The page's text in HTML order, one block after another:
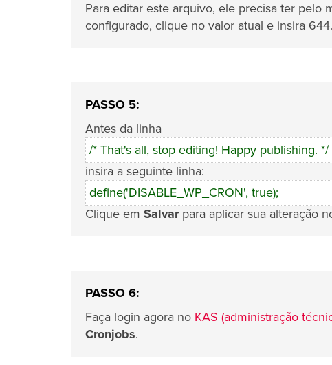
Para editar este arquivo, ele precisa ter pelo
configurado, clique no valor atual e insira
PASSO 5:
Antes da linha
/* That's all, stop editing! Happy publishing. */
insira a seguinte linha:
define('DISABLE_WP_CRON', true);
Clique em Salvarpara aplicar sua alteração
PASSO 6:
Faça login agora no KAS (administração
Cronjobs.